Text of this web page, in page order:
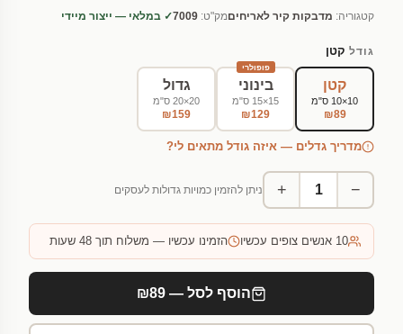
קטגוריה: מדבקות קיר לאריחיםמק"ט: 7009✓ במלאי — ייצור מיידי
גודל קטן
קטן
10×10 ס"מ
₪89
פופולרי
בינוני
15×15 ס"מ
₪129
גדול
20×20 ס"מ
₪159
מדריך גדלים — איזה גודל מתאים לי?
−
+ ניתן להזמין כמויות גדולות לעסקים
10 אנשים צופים עכשיו הזמינו עכשיו — משלוח תוך 48 שעות
הוסף לסל — ₪89